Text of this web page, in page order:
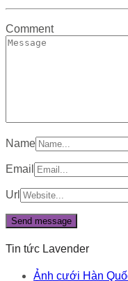
Comment
Name
Email
Url
Tin tức Lavender
Ảnh cưới Hàn